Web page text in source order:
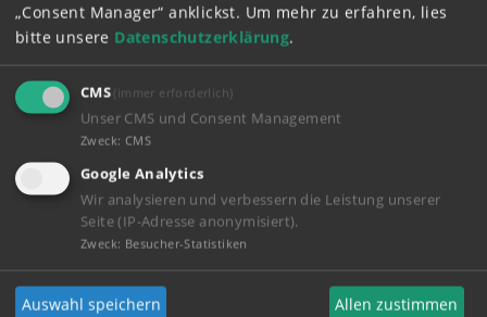
seinen Beruf?
„Consent Manager“ anklickst. Um mehr zu erfahren, lies
bitte unsere Datenschutzerklärung.
CMS (immer erforderlich)
Unser CMS und Consent Management
Zweck: CMS
Google Analytics
Wir analysieren und verbessern die Leistung unserer
Seite (IP-Adresse anonymisiert).
Zweck: Besucher-Statistiken
Auswahl speichern Allen zustimmen